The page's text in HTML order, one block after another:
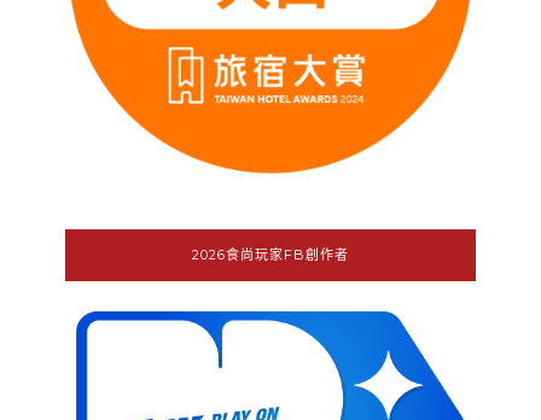
2026食尚玩家FB創作者